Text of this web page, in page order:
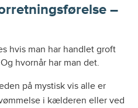
–
hvis man har handlet groft
hvornår har man det.
på mystisk vis alle er
i kælderen eller ved